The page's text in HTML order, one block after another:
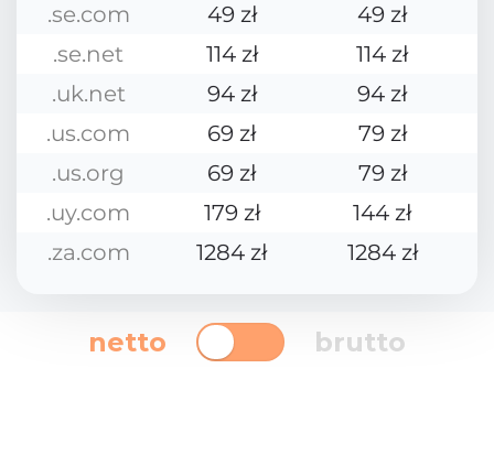
.se.com
49 zł
49 zł
.se.net
114 zł
114 zł
.uk.net
94 zł
94 zł
.us.com
69 zł
79 zł
.us.org
69 zł
79 zł
.uy.com
179 zł
144 zł
.za.com
1284 zł 1284 zł
netto brutto